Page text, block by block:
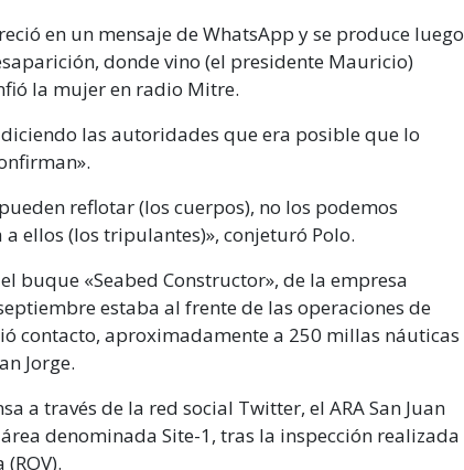
en un mensaje de WhatsApp y se produce luego
donde vino (el presidente Mauricio)
la mujer en radio Mitre.
las autoridades que era posible que lo
reflotar (los cuerpos), no los podemos
ellos (los tripulantes)», conjeturó Polo.
buque «Seabed Constructor», de la empresa
estaba al frente de las operaciones de
contacto, aproximadamente a 250 millas náuticas
Jorge.
a través de la red social Twitter, el ARA San Juan
denominada Site-1, tras la inspección realizada